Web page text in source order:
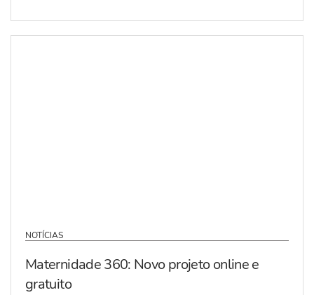
NOTÍCIAS
Maternidade 360: Novo projeto online e
gratuito